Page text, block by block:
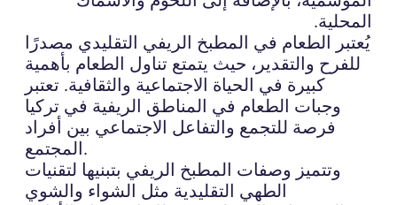
المحلية.
يُعتبر الطعام في المطبخ الريفي التقليدي مصدرًا
للفرح والتقدير، حيث يتمتع تناول الطعام بأهمية
كبيرة في الحياة الاجتماعية والثقافية. تعتبر
وجبات الطعام في المناطق الريفية في تركيا
فرصة للتجمع والتفاعل الاجتماعي بين أفراد
المجتمع.
وتتميز وصفات المطبخ الريفي بتبنيها لتقنيات
الطهي التقليدية مثل الشواء والشوي